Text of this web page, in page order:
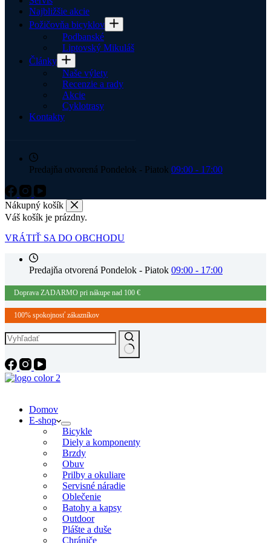
Najbližšie akcie
Požičovňa bicyklov
Podbanské
Liptovský Mikuláš
Články
Naše výlety
Recenzie a rady
Akcie
Cyklotrasy
Kontakty
Predajňa otvorená Pondelok - Piatok 09:00 - 17:00
Nákupný košík
Váš košík je prázdny.
VRÁTIŤ SA DO OBCHODU
Predajňa otvorená Pondelok - Piatok 09:00 - 17:00
Doprava ZADARMO pri nákupe nad 100 €
100% spokojnosť zákazníkov
Domov
E-shop
Bicykle
Diely a komponenty
Brzdy
Obuv
Prilby a okuliare
Servisné náradie
Oblečenie
Batohy a kapsy
Outdoor
Plášte a duše
Chrániče